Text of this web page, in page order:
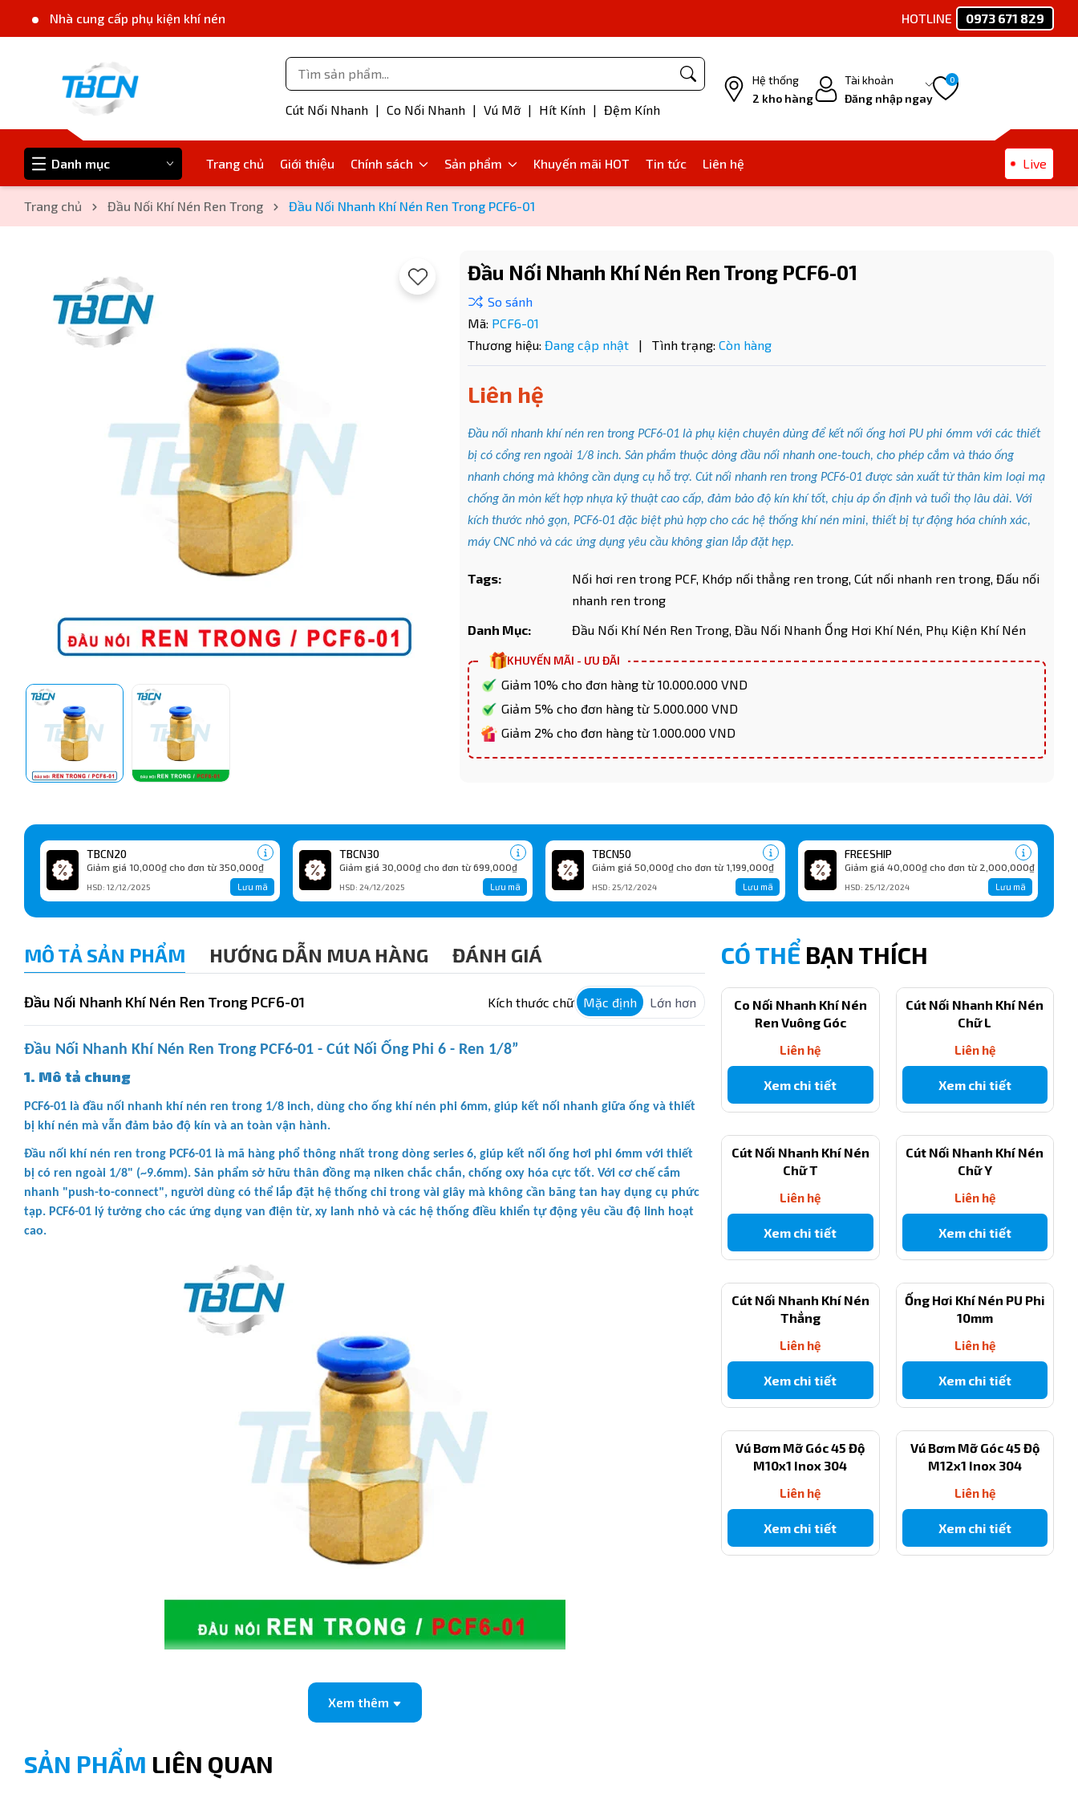
Nhà cung cấp phụ kiện khí nén HOTLINE 0973 671 829
Cút Nối Nhanh | Co Nối Nhanh | Vú Mỡ | Hít Kính | Đệm Kính
Hệ thống
2 kho hàng
Tài khoản
Đăng nhập ngay
0
Danh mục Trang chủ Giới thiệu Chính sách Sản phẩm Khuyến mãi HOT Tin tức Liên hệ Live
Trang chủ Đầu Nối Khí Nén Ren Trong Đầu Nối Nhanh Khí Nén Ren Trong PCF6-01
Đầu Nối Nhanh Khí Nén Ren Trong PCF6-01
Mã: PCF6-01
Thương hiệu: Đang cập nhật | Tình trạng: Còn hàng
Liên hệ
Đầu nối nhanh khí nén ren trong PCF6-01 là phụ kiện chuyên dùng để kết nối ống hơi PU phi 6mm với các thiết
bị có cổng ren ngoài 1/8 inch. Sản phẩm thuộc dòng đầu nối nhanh one-touch, cho phép cắm và tháo ống
nhanh chóng mà không cần dụng cụ hỗ trợ. Cút nối nhanh ren trong PCF6-01 được sản xuất từ thân kim loại mạ
chống ăn mòn kết hợp nhựa kỹ thuật cao cấp, đảm bảo độ kín khí tốt, chịu áp ổn định và tuổi thọ lâu dài. Với
kích thước nhỏ gọn, PCF6-01 đặc biệt phù hợp cho các hệ thống khí nén mini, thiết bị tự động hóa chính xác,
máy CNC nhỏ và các ứng dụng yêu cầu không gian lắp đặt hẹp.
Tags: Nối hơi ren trong PCF, Khớp nối thẳng ren trong, Cút nối nhanh ren trong, Đấu nối
nhanh ren trong
Danh Mục:
Đầu Nối Khí Nén Ren Trong, Đầu Nối Nhanh Ống Hơi Khí Nén, Phụ Kiện Khí Nén
KHUYẾN MÃI - ƯU ĐÃI
Giảm 10% cho đơn hàng từ 10.000.000 VND
Giảm 5% cho đơn hàng từ 5.000.000 VND
Giảm 2% cho đơn hàng từ 1.000.000 VND
TBCN20
Giảm giá 10,000₫ cho đơn từ 350,000₫
HSD: 12/12/2025 Lưu mã
TBCN30
Giảm giá 30,000₫ cho đơn từ 699,000₫
HSD: 24/12/2025 Lưu mã
TBCN50
Giảm giá 50,000₫ cho đơn từ 1,199,000₫
HSD: 25/12/2024 Lưu mã
FREESHIP
Giảm giá 40,000₫ cho đơn từ 2,000,000₫
HSD: 25/12/2024 Lưu mã
MÔ TẢ SẢN PHẨM HƯỚNG DẪN MUA HÀNG ĐÁNH GIÁ
Đầu Nối Nhanh Khí Nén Ren Trong PCF6-01 Kích thước chữ Mặc định Lớn hơn
Đầu Nối Nhanh Khí Nén Ren Trong PCF6-01 - Cút Nối Ống Phi 6 - Ren 1/8”
1. Mô tả chung
PCF6-01 là đầu nối nhanh khí nén ren trong 1/8 inch, dùng cho ống khí nén phi 6mm, giúp kết nối nhanh giữa ống và thiết
bị khí nén mà vẫn đảm bảo độ kín và an toàn vận hành.
Đầu nối khí nén ren trong PCF6-01 là mã hàng phổ thông nhất trong dòng series 6, giúp kết nối ống hơi phi 6mm với thiết
bị có ren ngoài 1/8" (~9.6mm). Sản phẩm sở hữu thân đồng mạ niken chắc chắn, chống oxy hóa cực tốt. Với cơ chế cắm
nhanh "push-to-connect", người dùng có thể lắp đặt hệ thống chỉ trong vài giây mà không cần băng tan hay dụng cụ phức
tạp. PCF6-01 lý tưởng cho các ứng dụng van điện từ, xy lanh nhỏ và các hệ thống điều khiển tự động yêu cầu độ linh hoạt
cao.
Thiết kế chuẩn xác: Bước ren được gia công tinh xảo, đảm bảo khi vặn vào thiết bị không bị lệch hay hỏng ren.
xuyên của máy móc.
Tiết kiệm chi phí: Độ bền sản phẩm cao giúp doanh nghiệp giảm thiểu chi phí thay thế định kỳ và tránh lãng phí khí nén
Xem thêm
CÓ THỂ BẠN THÍCH
Co Nối Nhanh Khí Nén
Ren Vuông Góc
Liên hệ
Xem chi tiết
Cút Nối Nhanh Khí Nén
Chữ L
Liên hệ
Xem chi tiết
Cút Nối Nhanh Khí Nén
Chữ T
Liên hệ
Xem chi tiết
Cút Nối Nhanh Khí Nén
Chữ Y
Liên hệ
Xem chi tiết
Cút Nối Nhanh Khí Nén
Thẳng
Liên hệ
Xem chi tiết
Ống Hơi Khí Nén PU Phi
10mm
Liên hệ
Xem chi tiết
Vú Bơm Mỡ Góc 45 Độ
M10x1 Inox 304
Liên hệ
Xem chi tiết
Vú Bơm Mỡ Góc 45 Độ
M12x1 Inox 304
Liên hệ
Xem chi tiết
SẢN PHẨM LIÊN QUAN